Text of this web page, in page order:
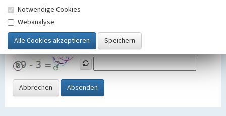
SicherheitsabfrageTragen Sie unten das Rechenergebnis aus der
Grafik ein
Abbrechen Absenden
Notwendige Cookies
Webanalyse